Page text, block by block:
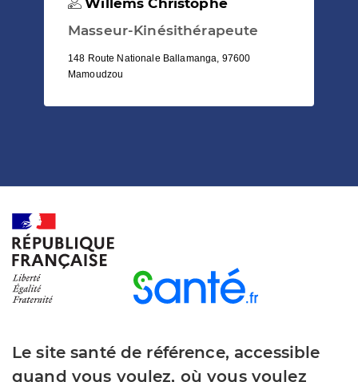
Masseur-Kinésithérapeute
148 Route Nationale Ballamanga, 97600
Mamoudzou
Le site santé de référence, accessible
quand vous voulez, où vous voulez